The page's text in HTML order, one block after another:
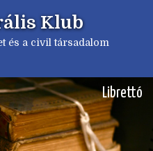
Klub
és a civil társadalom
Librettó